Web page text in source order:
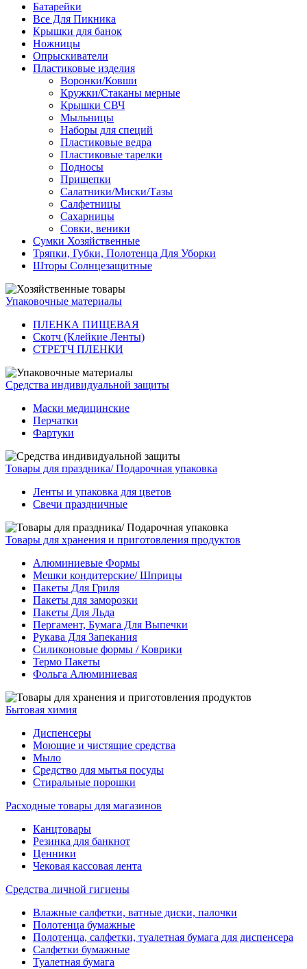
Батарейки
Все Для Пикника
Крышки для банок
Ножницы
Опрыскиватели
Пластиковые изделия
Воронки/Ковши
Кружки/Стаканы мерные
Крышки СВЧ
Мыльницы
Наборы для специй
Пластиковые ведра
Пластиковые тарелки
Подносы
Прищепки
Салатники/Миски/Тазы
Салфетницы
Сахарницы
Совки, веники
Сумки Хозяйственные
Тряпки, Губки, Полотенца Для Уборки
Шторы Солнцезащитные
Упаковочные материалы
ПЛЕНКА ПИЩЕВАЯ
Скотч (Клейкие Ленты)
СТРЕТЧ ПЛЕНКИ
Средства индивидуальной защиты
Маски медицинские
Перчатки
Фартуки
Товары для праздника/ Подарочная упаковка
Ленты и упаковка для цветов
Свечи праздничные
Товары для хранения и приготовления продуктов
Алюминиевые Формы
Мешки кондитерские/ Шприцы
Пакеты Для Гриля
Пакеты для заморозки
Пакеты Для Льда
Пергамент, Бумага Для Выпечки
Рукава Для Запекания
Силиконовые формы / Коврики
Термо Пакеты
Фольга Алюминиевая
Бытовая химия
Диспенсеры
Моющие и чистящие средства
Мыло
Средство для мытья посуды
Стиральные порошки
Расходные товары для магазинов
Канцтовары
Резинка для банкнот
Ценники
Чековая кассовая лента
Средства личной гигиены
Влажные салфетки, ватные диски, палочки
Полотенца бумажные
Полотенца, салфетки, туалетная бумага для диспенсера
Салфетки бумажные
Туалетная бумага